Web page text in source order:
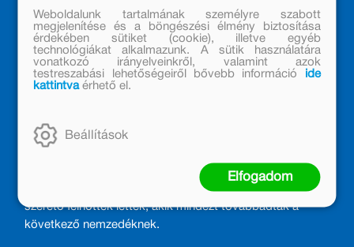
MÓRA KÖNYVKIADÓ – 1950 ÓTA
CSALÁDTAG
Kiadónk generációkat ajándékozott és ajándékoz meg az
olvasás örömével, olvasni szerető gyerekekből olvasni
szerető felnőttek lettek, akik mindezt továbbadták a
következő nemzedéknek.
Weboldalunk tartalmának személyre szabott
megjelenítése és a böngészési élmény biztosítása
érdekében sütiket (cookie), illetve egyéb
technológiákat alkalmazunk. A sütik használatára
vonatkozó irányelveinkről, valamint azok
testreszabási lehetőségeiről bővebb információ
ide
kattintvaérhető el.
Beállítások
Elfogadom